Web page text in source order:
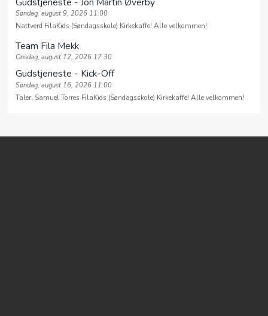
Søndag, august 9, 2026 11:00
Nattverd FilaKids (Søndagsskole) Kirkekaffe! Alle velkommen!
Team Fila Mekk
Onsdag, august 12, 2026 17:30
Gudstjeneste - Kick-Off
Søndag, august 16, 2026 11:00
Taler: Samuel Torres FilaKids (Søndagsskole) Kirkekaffe! Alle velkommen!